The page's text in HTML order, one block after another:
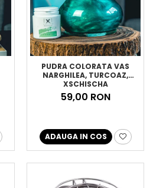
PUDRA COLORATA VAS
NARGHILEA, TURCOAZ,
XSCHISCHA
59,00 RON
ADAUGA IN COS